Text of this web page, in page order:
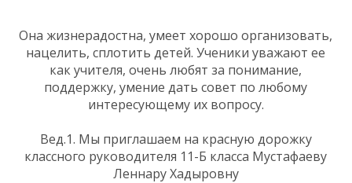
Она жизнерадостна, умеет хорошо организовать,
нацелить, сплотить детей. Ученики уважают ее
как учителя, очень любят за понимание,
поддержку, умение дать совет по любому
интересующему их вопросу.
Вед.1. Мы приглашаем на красную дорожку
классного руководителя 11-Б класса Мустафаеву
Леннару Хадыровну